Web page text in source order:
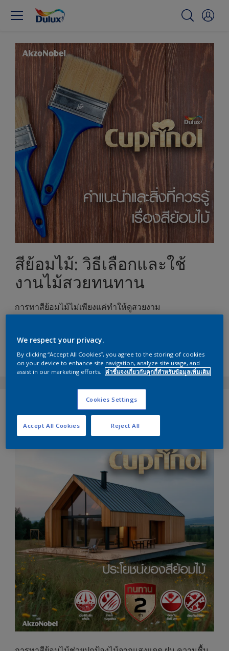
สีย้อมไม้: วิธีเลือกและใช้
งานไม้สวยทนทาน
การทาสีย้อมไม้ไม่เพียงแค่ทำให้ดูสวยงาม
นี่คือคู่มือเบื้องต้นเพื่อช่วยคุณทำความเข้าใจเกี่ยวกับสี
ย้อมไม้และวิธีการใช้งานอย่างถูกต้อง
1. ประโยชน์ของการใช้สีทาไม้
We respect your privacy.
By clicking “Accept All Cookies”, you agree to the storing of cookies
on your device to enhance site navigation, analyze site usage, and
assist in our marketing efforts.
คำชี้แจงเกี่ยวกับคุกกี้สำหรับข้อมูลเพิ่มเติม
Cookies Settings
Reject All
Accept All Cookies